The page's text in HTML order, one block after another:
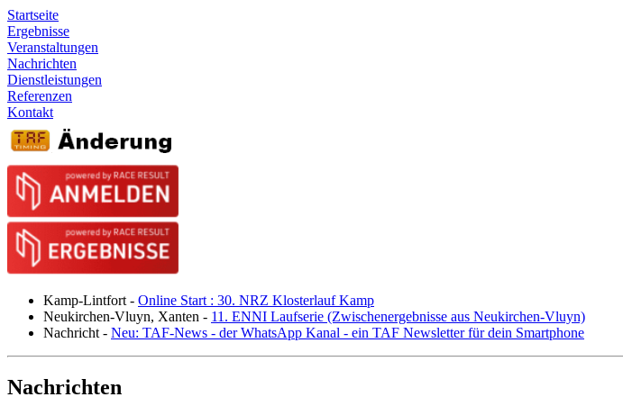
Startseite
Ergebnisse
Veranstaltungen
Nachrichten
Dienstleistungen
Referenzen
Kontakt
Kamp-Lintfort - Online Start : 30. NRZ Klosterlauf Kamp
Neukirchen-Vluyn, Xanten - 11. ENNI Laufserie (Zwischenergebnisse aus Neukirchen-Vluyn)
Nachricht - Neu: TAF-News - der WhatsApp Kanal - ein TAF Newsletter für dein Smartphone
Nachrichten